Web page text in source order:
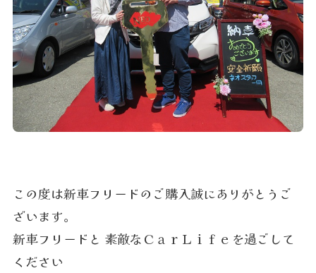
この度は新車フリードのご購入誠にありがとうご
ざいます。
新車フリードと 素敵なＣａｒＬｉｆｅを過ごして
ください